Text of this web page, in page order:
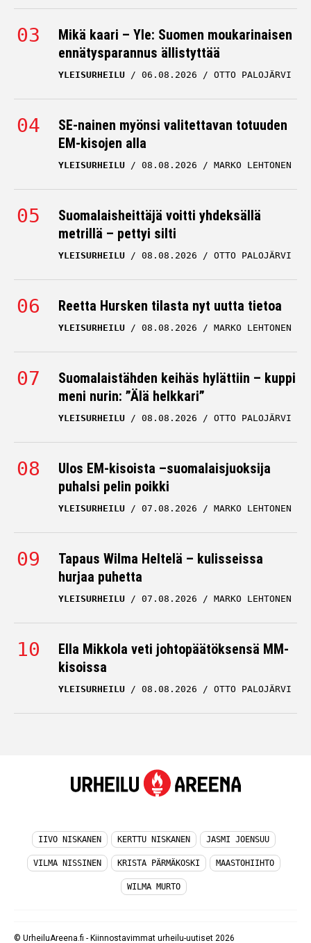
Mikä kaari – Yle: Suomen moukarinaisen
ennätysparannus ällistyttää
YLEISURHEILU 06.08.2026 OTTO PALOJÄRVI
SE-nainen myönsi valitettavan totuuden
EM-kisojen alla
YLEISURHEILU 08.08.2026 MARKO LEHTONEN
Suomalaisheittäjä voitti yhdeksällä
metrillä – pettyi silti
YLEISURHEILU 08.08.2026 OTTO PALOJÄRVI
Reetta Hursken tilasta nyt uutta tietoa
YLEISURHEILU 08.08.2026 MARKO LEHTONEN
Suomalaistähden keihäs hylättiin – kuppi
meni nurin: ”Älä helkkari”
YLEISURHEILU 08.08.2026 OTTO PALOJÄRVI
Ulos EM-kisoista –suomalaisjuoksija
puhalsi pelin poikki
YLEISURHEILU 07.08.2026 MARKO LEHTONEN
Tapaus Wilma Heltelä – kulisseissa
hurjaa puhetta
YLEISURHEILU 07.08.2026 MARKO LEHTONEN
Ella Mikkola veti johtopäätöksensä MM-
kisoissa
YLEISURHEILU 08.08.2026 OTTO PALOJÄRVI
IIVO NISKANEN KERTTU NISKANEN JASMI JOENSUU
VILMA NISSINEN KRISTA PÄRMÄKOSKI MAASTOHIIHTO
WILMA MURTO
© UrheiluAreena.fi - Kiinnostavimmat urheilu-uutiset 2026